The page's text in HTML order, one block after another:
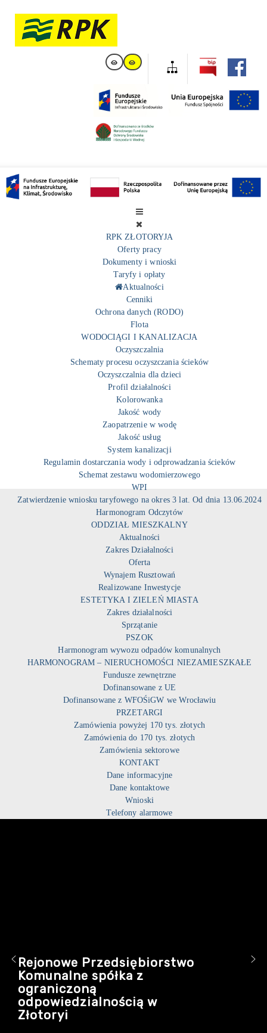
RPK ZŁOTORYJA
Oferty pracy
Dokumenty i wnioski
Taryfy i opłaty
Aktualności
Cenniki
Ochrona danych (RODO)
Flota
WODOCIĄGI I KANALIZACJA
Oczyszczalnia
Schematy procesu oczyszczania ścieków
Oczyszczalnia dla dzieci
Profil działalności
Kolorowanka
Jakość wody
Zaopatrzenie w wodę
Jakość usług
System kanalizacji
Regulamin dostarczania wody i odprowadzania ścieków
Schemat zestawu wodomierzowego
WPI
Zatwierdzenie wniosku taryfowego na okres 3 lat. Od dnia 13.06.2024
Harmonogram Odczytów
ODDZIAŁ MIESZKALNY
Aktualności
Zakres Działalności
Oferta
Wynajem Rusztowań
Realizowane Inwestycje
ESTETYKA I ZIELEŃ MIASTA
Zakres działalności
Sprzątanie
PSZOK
Harmonogram wywozu odpadów komunalnych
HARMONOGRAM – NIERUCHOMOŚCI NIEZAMIESZKAŁE
Fundusze zewnętrzne
Dofinansowane z UE
Dofinansowane z WFOŚiGW we Wrocławiu
PRZETARGI
Zamówienia powyżej 170 tys. złotych
Zamówienia do 170 tys. złotych
Zamówienia sektorowe
KONTAKT
Dane informacyjne
Dane kontaktowe
Wnioski
Telefony alarmowe
Rejonowe Przedsiębiorstwo
Komunalne spółka z
ograniczoną
odpowiedzialnością w
Złotoryi